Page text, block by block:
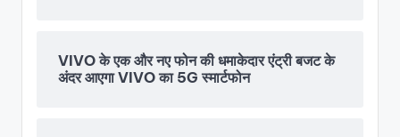
VIVO के एक और नए फोन की धमाकेदार एंट्री बजट के
अंदर आएगा VIVO का 5G स्मार्टफोन